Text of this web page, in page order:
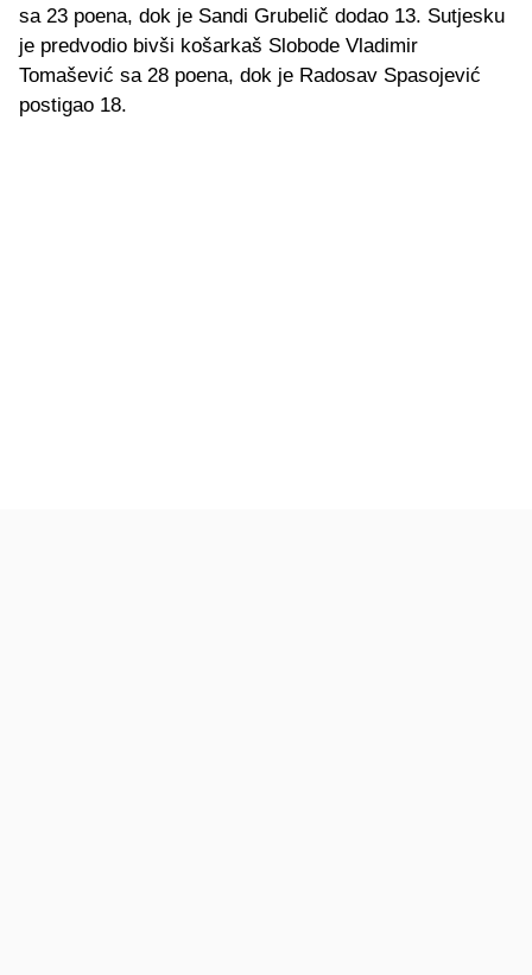
sa 23 poena, dok je Sandi Grubelič dodao 13. Sutjesku
je predvodio bivši košarkaš Slobode Vladimir
Tomašević sa 28 poena, dok je Radosav Spasojević
postigao 18.